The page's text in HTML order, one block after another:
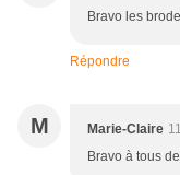
Bravo les
Répondre
M Marie-Claire
Bravo à tous